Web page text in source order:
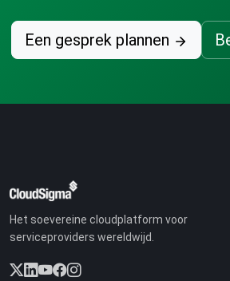
Een gesprek plannen
Het soevereine cloudplatform voor
serviceproviders wereldwijd.